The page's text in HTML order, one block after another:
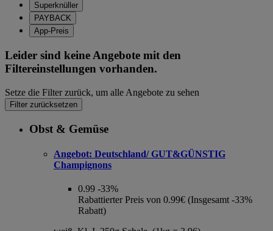
Superknüller
PAYBACK
App-Preis
Leider sind keine Angebote mit den
Filtereinstellungen vorhanden.
Setze die Filter zurück, um alle Angebote zu sehen
Filter zurücksetzen
Obst & Gemüse
Angebot: Deutschland/ GUT&GÜNSTIG
Champignons
0.99 -33%
Rabattierter Preis von 0.99€ (Insgesamt -33%
Rabatt)